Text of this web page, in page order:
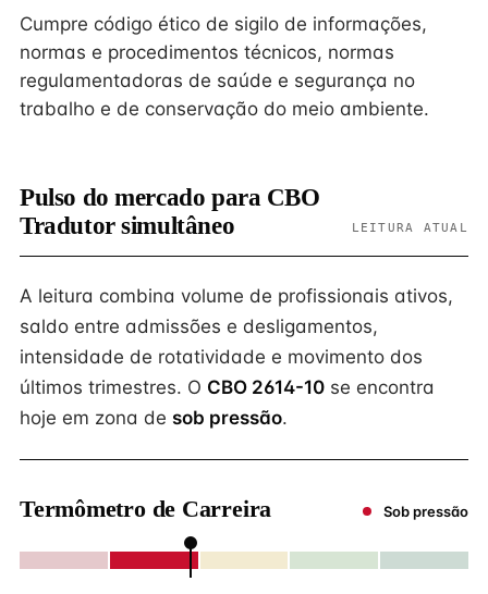
Cumpre código ético de sigilo de informações,
normas e procedimentos técnicos, normas
regulamentadoras de saúde e segurança no
trabalho e de conservação do meio ambiente.
Pulso do mercado para CBO
Tradutor simultâneo
LEITURA ATUAL
A leitura combina volume de profissionais ativos,
saldo entre admissões e desligamentos,
intensidade de rotatividade e movimento dos
últimos trimestres. O CBO 2614-10 se encontra
hoje em zona de sob pressão.
Termômetro de Carreira Sob pressão